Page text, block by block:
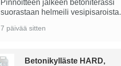
Pinnoitteen jälkeen betoniterassi
suorastaan helmeili vesipisaroista.
7 päivää sitten
Betonikylläste HARD,